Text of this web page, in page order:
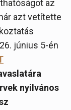
az
azt vetítette
június 5-én
nyilvános